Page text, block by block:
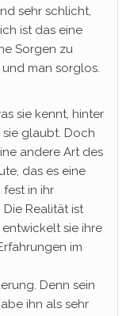
sehr schlicht,
ist das eine
Sorgen zu
man sorglos.
sie kennt, hinter
glaubt. Doch
andere Art des
das es eine
in ihr
Realität ist
sie ihre
im
Denn sein
ihn als sehr